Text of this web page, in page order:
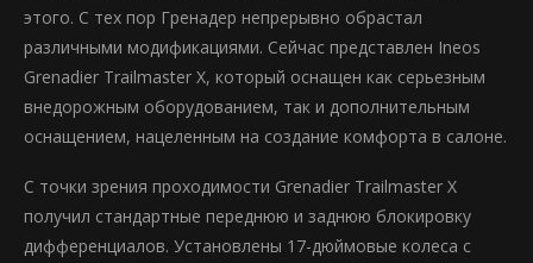
этого. С тех пор Гренадер непрерывно обрастал
различными модификациями. Сейчас представлен Ineos
Grenadier Trailmaster X, который оснащен как серьезным
внедорожным оборудованием, так и дополнительным
оснащением, нацеленным на создание комфорта в салоне.
С точки зрения проходимости Grenadier Trailmaster X
получил стандартные переднюю и заднюю блокировку
дифференциалов. Установлены 17-дюймовые колеса с